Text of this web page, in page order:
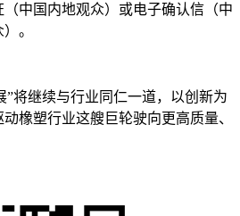
中国内地观众）或电子确认信（中
。
”将继续与行业同仁一道，以创新为
橡塑行业这艘巨轮驶向更高质量、